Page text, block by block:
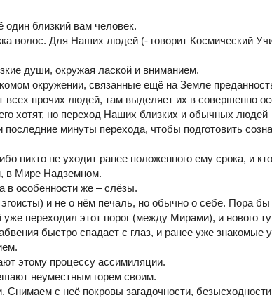
близкий вам человек.
волос. Для Наших людей (- говорит Космический
души, окружая лаской и вниманием.
окружении, связанные ещё на Земле
всех прочих людей, там выделяет их в совершенно
хотят, но переход Наших близких и обычных людей
минуты перехода, чтобы подготовить
никто не уходит ранее положенного ему срока, и
в Мире Надземном.
в особенности же – слёзы.
и не о нём печаль, но обычно о себе. Пора
переходил этот порог (между Мирами), и нового
быстро спадает с глаз, и ранее уже знакомые
этому процессу ассимиляции.
неуместным горем своим.
Снимаем с неё покровы загадочности, безысходности